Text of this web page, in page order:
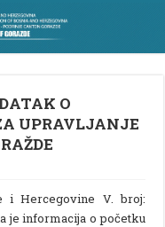
O
UPRAVLJANJE
i Hercegovine V. broj:
je informacija o početku